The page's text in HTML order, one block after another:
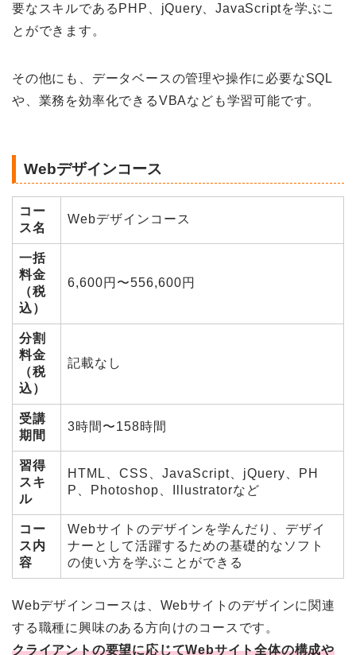
要なスキルであるPHP、jQuery、JavaScriptを学ぶこ
とができます。
その他にも、データベースの管理や操作に必要なSQL
や、業務を効率化できるVBAなども学習可能です。
Webデザインコース
コー
ス名
Webデザインコース
一括
料金
（税
込）
6,600円〜556,600円
分割
料金
（税
込）
記載なし
受講
期間
3時間〜158時間
習得
スキ
ル
HTML、CSS、JavaScript、jQuery、PH
P、Photoshop、Illustratorなど
コー
ス内
容
Webサイトのデザインを学んだり、デザイ
ナーとして活躍するための基礎的なソフト
の使い方を学ぶことができる
Webデザインコースは、Webサイトのデザインに関連
する職種に興味のある方向けのコースです。
クライアントの要望に応じてWebサイト全体の構成や